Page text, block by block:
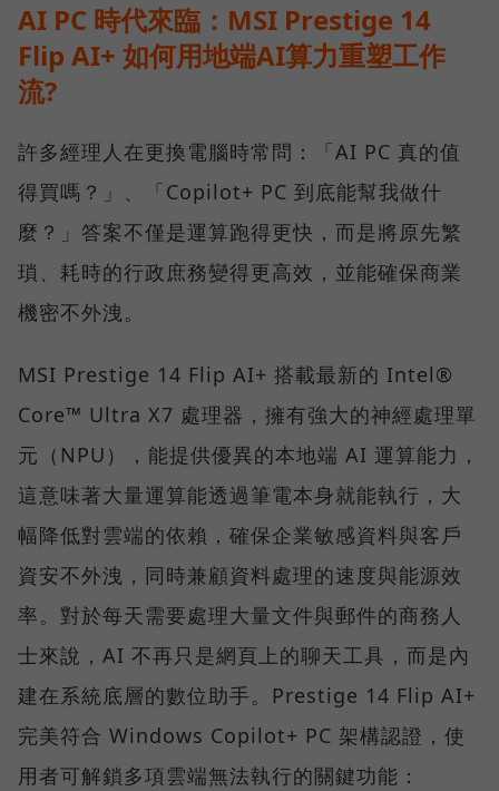
AI PC 時代來臨：MSI Prestige 14
Flip AI+ 如何用地端AI算力重塑工作
流?
許多經理人在更換電腦時常問：「AI PC 真的值
得買嗎？」、「Copilot+ PC 到底能幫我做什
麼？」答案不僅是運算跑得更快，而是將原先繁
瑣、耗時的行政庶務變得更高效，並能確保商業
機密不外洩。
MSI Prestige 14 Flip AI+ 搭載最新的 Intel®
Core™ Ultra X7 處理器，擁有強大的神經處理單
元（NPU），能提供優異的本地端 AI 運算能力，
這意味著大量運算能透過筆電本身就能執行，大
幅降低對雲端的依賴，確保企業敏感資料與客戶
資安不外洩，同時兼顧資料處理的速度與能源效
率。對於每天需要處理大量文件與郵件的商務人
士來說，AI 不再只是網頁上的聊天工具，而是內
建在系統底層的數位助手。Prestige 14 Flip AI+
完美符合 Windows Copilot+ PC 架構認證，使
用者可解鎖多項雲端無法執行的關鍵功能：